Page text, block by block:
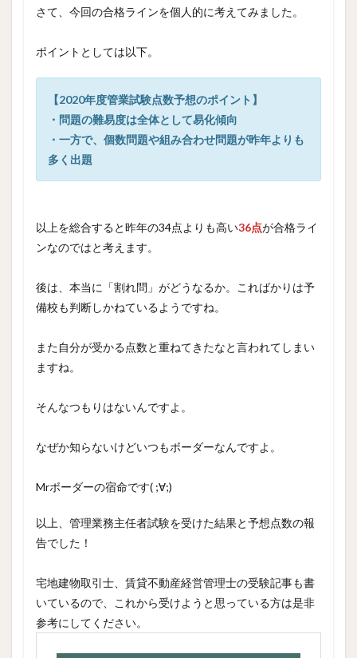
さて、今回の合格ラインを個人的に考えてみました。
ポイントとしては以下。
【2020年度管業試験点数予想のポイント】
・問題の難易度は全体として易化傾向
・一方で、個数問題や組み合わせ問題が昨年よりも
多く出題
以上を総合すると昨年の34点よりも高い36点が合格ライ
ンなのではと考えます。
後は、本当に「割れ問」がどうなるか。こればかりは予
備校も判断しかねているようですね。
また自分が受かる点数と重ねてきたなと言われてしまい
ますね。
そんなつもりはないんですよ。
なぜか知らないけどいつもボーダーなんですよ。
Mrボーダーの宿命です( ;∀;)
以上、管理業務主任者試験を受けた結果と予想点数の報
告でした！
宅地建物取引士、賃貸不動産経営管理士の受験記事も書
いているので、これから受けようと思っている方は是非
参考にしてください。